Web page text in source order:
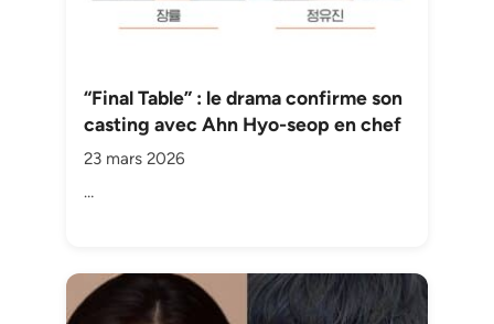
“Final Table” : le drama confirme son
casting avec Ahn Hyo-seop en chef
23 mars 2026
…